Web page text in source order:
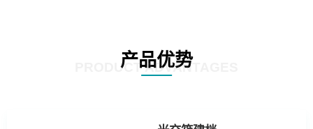
产品优势
PRODUCT ADVANTAGES